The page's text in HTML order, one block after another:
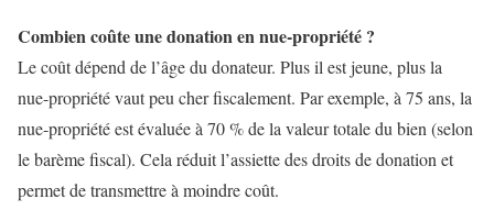
Combien coûte une donation en nue-propriété ?
Le coût dépend de l’âge du donateur. Plus il est jeune, plus la
nue-propriété vaut peu cher fiscalement. Par exemple, à 75 ans, la
nue-propriété est évaluée à 70 % de la valeur totale du bien (selon
le barème fiscal). Cela réduit l’assiette des droits de donation et
permet de transmettre à moindre coût.